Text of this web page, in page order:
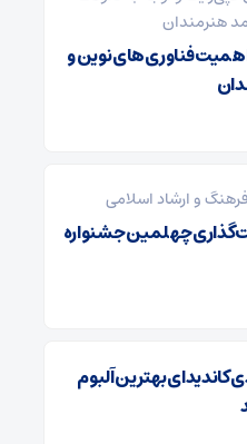
هنرمندان
فناوری‌های نوین و
و ارشاد اسلامی
چهلمین جشنواره
بهترین آلبوم